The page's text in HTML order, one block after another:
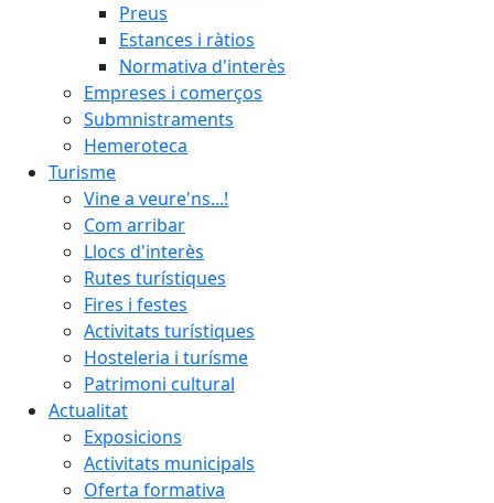
Preus
Estances i ràtios
Normativa d'interès
Empreses i comerços
Submnistraments
Hemeroteca
Turisme
Vine a veure'ns...!
Com arribar
Llocs d'interès
Rutes turístiques
Fires i festes
Activitats turístiques
Hosteleria i turísme
Patrimoni cultural
Actualitat
Exposicions
Activitats municipals
Oferta formativa